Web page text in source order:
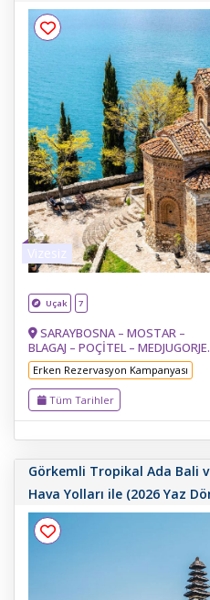
Uçak 7
SARAYBOSNA – MOSTAR –
BLAGAJ – POÇİTEL –
TREBİNJE– KOTOR – BUDVA –
İŞKODRA-TİRAN – OHRİD - RESNE
& MANASTIR- TETOVA
(KALKANDELEN) – ÜSKÜP-BELGRAD
Erken Rezervasyon Kampanyası
Tüm Tarihler
Görkemli Tropikal Ada Bali
Hava Yolları ile (2026 Yaz